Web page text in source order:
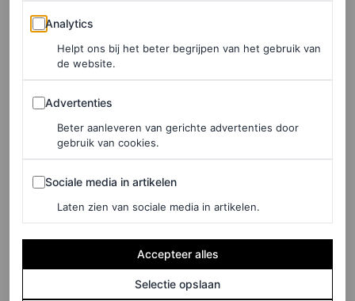
Viola Davis
Analytics
Analytics
Helpt ons bij het beter begrijpen van het gebruik van
de website.
Advertenties
Advertenties
Beter aanleveren van gerichte advertenties door
gebruik van cookies.
Sociale media in artikelen
Sociale media in artikelen
Laten zien van sociale media in artikelen.
Accepteer alles
Selectie opslaan